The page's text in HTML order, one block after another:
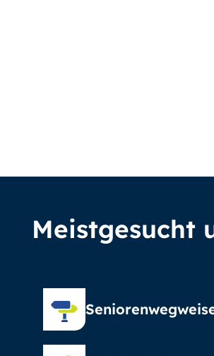
Meistgesucht